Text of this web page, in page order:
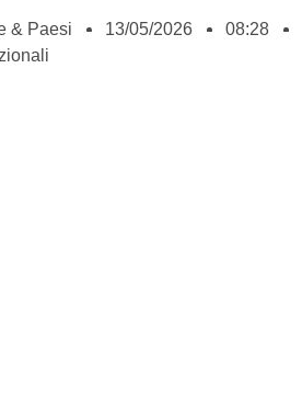
& Paesi 13/05/2026
08:28